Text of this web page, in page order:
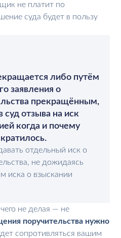
не платит по
суда будет в пользу
либо путём
заявления о
прекращённым,
суд отзыва на иск
когда и почему
отдельный иск о
не дожидаясь
иска о взыскании
не делая — не
поручительства нужно
сопротивляться вашим